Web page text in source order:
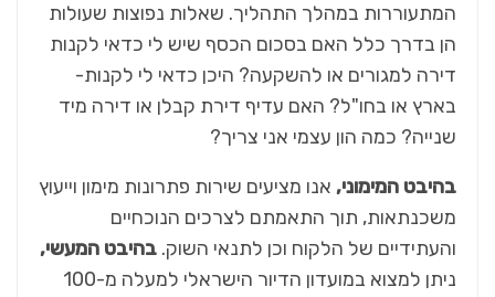
המתעוררות במהלך התהליך. שאלות נפוצות שעולות
הן בדרך כלל האם בסכום הכסף שיש לי כדאי לקנות
דירה למגורים או להשקעה? היכן כדאי לי לקנות-
בארץ או בחו"ל? האם עדיף דירת קבלן או דירה מיד
שנייה? כמה הון עצמי אני צריך?
בהיבט המימוני, אנו מציעים שירות פתרונות מימון וייעוץ
משכנתאות, תוך התאמתם לצרכים הנוכחיים
והעתידיים של הלקוח וכן לתנאי השוק. בהיבט המעשי,
ניתן למצוא במועדון הדיור הישראלי למעלה מ-100